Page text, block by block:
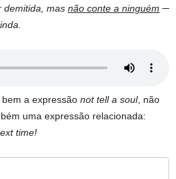
demitida, mas não conte a ninguém ─
a expressão not tell a soul, não
uma expressão relacionada:
time!